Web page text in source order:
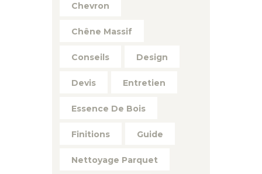
Chevron
Chêne Massif
Conseils Design
Devis Entretien
Essence De Bois
Finitions Guide
Nettoyage Parquet